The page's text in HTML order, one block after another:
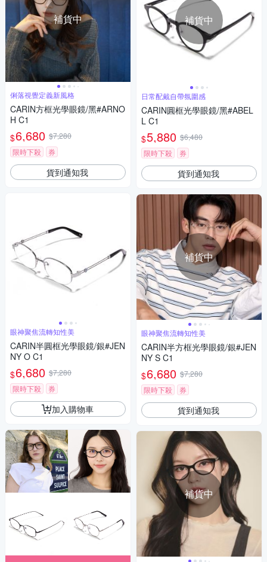
補貨中
俐落視覺定義新風格
CARIN方框光學眼鏡/黑#ARNO
H C1
$6,680 $7,280
限時下殺
券
貨到通知我
眼神聚焦流轉知性美
CARIN半圓框光學眼鏡/銀#JEN
NY O C1
$6,680 $7,280
限時下殺
券
加入購物車
補貨中
日常配戴自帶氛圍感
CARIN圓框光學眼鏡/黑#ABEL
L C1
$5,880 $6,480
限時下殺
券
貨到通知我
補貨中
眼神聚焦流轉知性美
CARIN半方框光學眼鏡/銀#JEN
NY S C1
$6,680 $7,280
限時下殺
券
貨到通知我
補貨中